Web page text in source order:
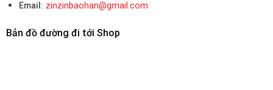
Email: zinzinbaohan@gmail.com
Bản đồ đường đi tới Shop